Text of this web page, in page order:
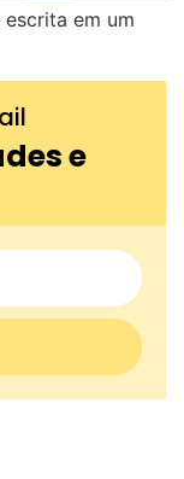
em um
e